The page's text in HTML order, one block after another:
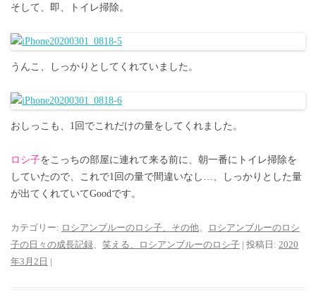
そして、即、トイレ掃除。
うんこ、しっかりとしてくれていました。
おしっこも、1回でこれだけの量をしてくれました。
ロシ子をこっちの部屋に連れて来る前に、朝一番にトイレ掃除を
していたので、これで1回の量で間違いなし…、しっかりとした量
が出てくれていてGoodです。
カテゴリー: ロシアンブルーのロシ子、その他
ロシアンブルーのロシ
子の日々の成長記録
笑える、ロシアンブルーのロシ子 | 投稿日: 2020
年3月2日 |